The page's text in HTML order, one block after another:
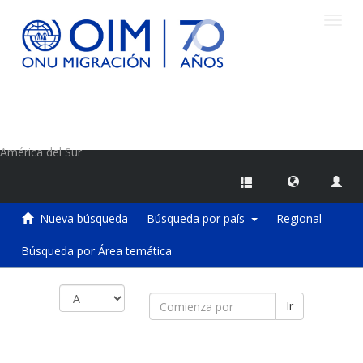
América del Sur
Nueva búsqueda Búsqueda por país Regional
Búsqueda por Área temática
Ir